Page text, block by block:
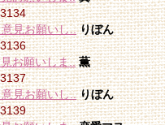
見お願いし.. りぼん
お願いしま.. 薫
見お願いし.. りぼん